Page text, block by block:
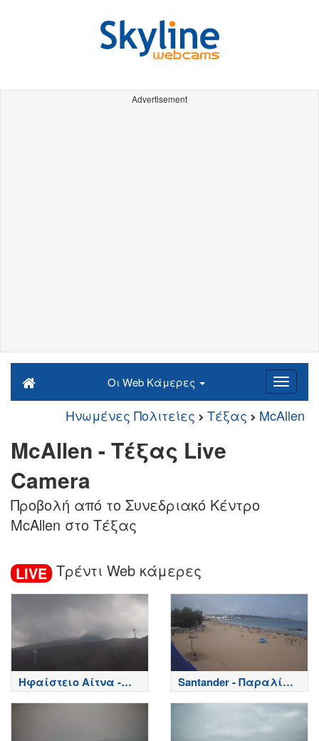
Advertisement
Οι Web Κάμερες
Ηνωμένες Πολιτείες Τέξας McAllen
McAllen - Τέξας Live
Camera
Προβολή από το Συνεδριακό Κέντρο
McAllen στο Τέξας
LIVE Τρέντι Web κάμερες
Ηφαίστειο Αίτνα -
Κορυφή κρατήρων,
Santander - Παραλία
Playa del Sardinero -